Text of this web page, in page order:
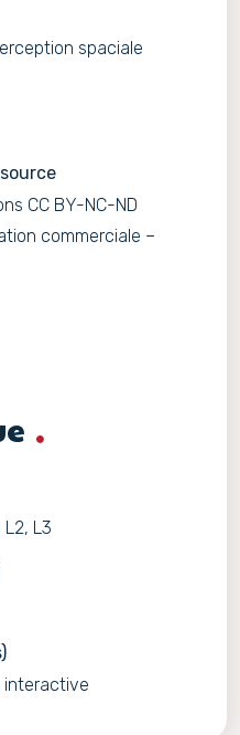
spaciale
CC BY-NC-ND
commerciale –
L3
interactive